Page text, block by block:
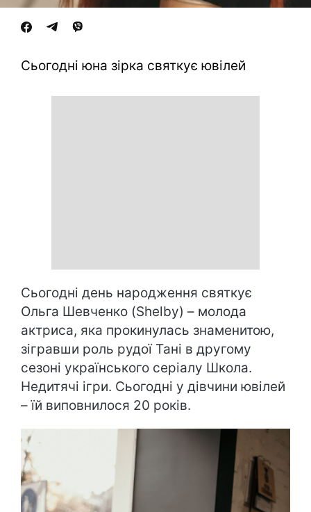
Сьогодні юна зірка святкує ювілей
Сьогодні день народження святкує
Ольга Шевченко (Shelby) – молода
актриса, яка прокинулась знаменитою,
зігравши роль рудої Тані в другому
сезоні українського серіалу Школа.
Недитячі ігри. Сьогодні у дівчини ювілей
– їй виповнилося 20 років.